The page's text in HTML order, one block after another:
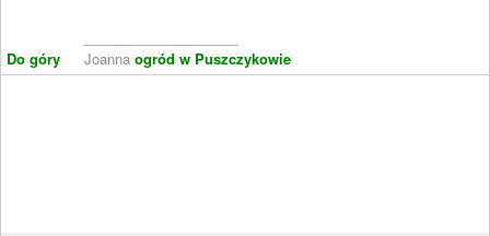
Do góry
Joanna ogród w Puszczykowie